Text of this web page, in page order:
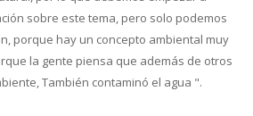
sobre este tema, pero solo podemos
porque hay un concepto ambiental muy
la gente piensa que además de otros
También contaminó el agua ".